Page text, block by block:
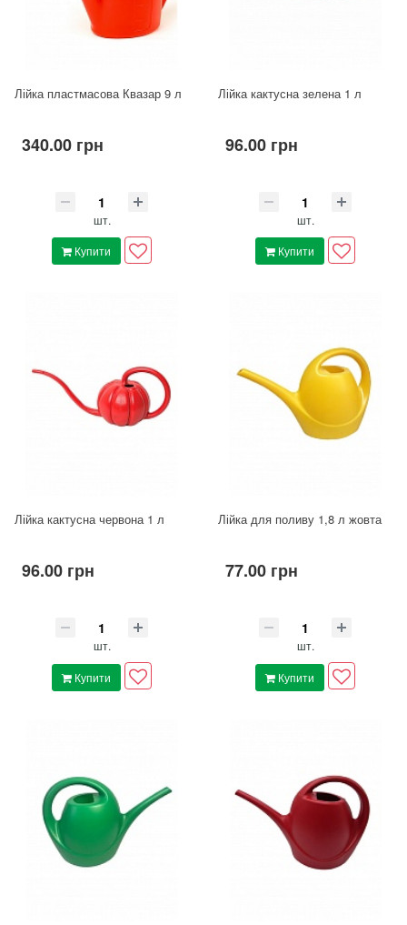
Лійка пластмасова Квазар 9 л
340.00 грн
шт.
Купити
Лійка кактусна зелена 1 л
96.00 грн
шт.
Купити
Лійка кактусна червона 1 л
96.00 грн
шт.
Купити
Лійка для поливу 1,8 л жовта
77.00 грн
шт.
Купити